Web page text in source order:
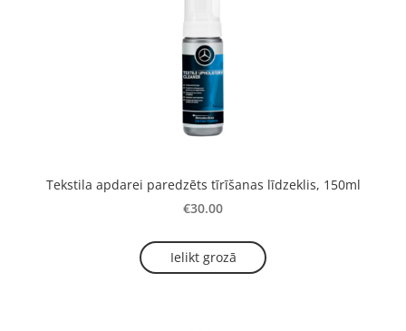
Tekstila apdarei paredzēts tīrīšanas līdzeklis, 150ml
€30.00
Ielikt grozā